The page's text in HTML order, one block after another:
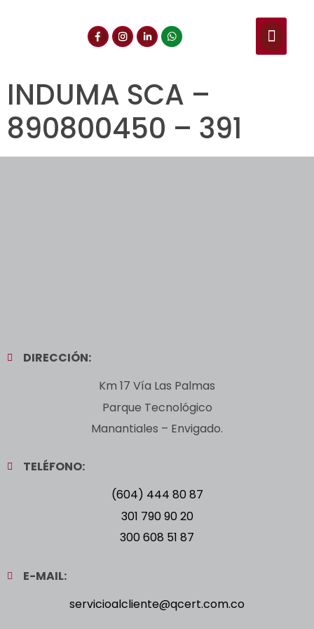
INDUMA SCA –
890800450 – 391
DIRECCIÓN:
Km 17 Vía Las Palmas
Parque Tecnológico
Manantiales – Envigado.
TELÉFONO:
(604) 444 80 87
301 790 90 20
300 608 51 87
E-MAIL:
servicioalcliente@qcert.com.co